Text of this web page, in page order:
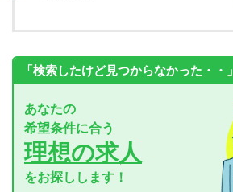
「検索したけど見つからなかった・・」
あなたの
希望条件に合う
理想の求人
をお探しします！